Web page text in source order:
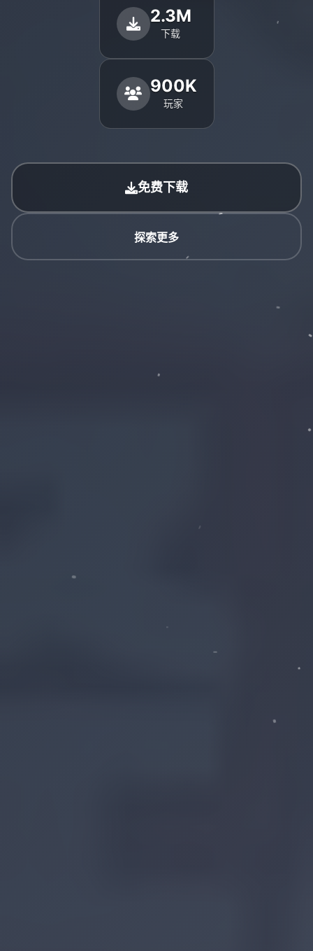
2.3M
下载
900K
玩家
免费下载
探索更多